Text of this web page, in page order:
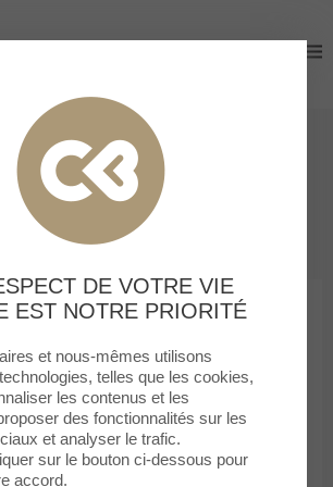
Arrêt bus
Détail d'un service
Arrêt bus
DE VOTRE VIE
EST NOTRE PRIORITÉ
et nous-mêmes utilisons
telles que les cookies,
les contenus et les
des fonctionnalités sur les
et analyser le trafic.
sur le bouton ci-dessous pour
accord.